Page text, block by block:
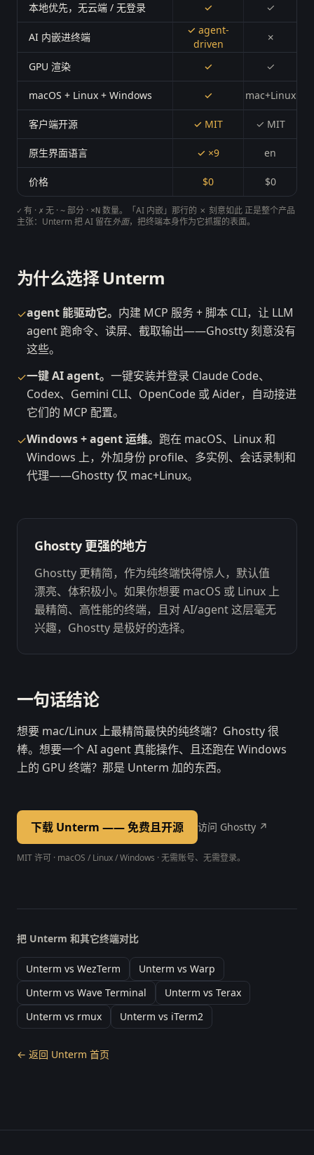
本地优先，无云端 / 无登录 ✓ ✓
AI 内嵌进终端
✓ agent-
driven
✗
GPU 渲染 ✓ ✓
macOS + Linux + Windows ✓ mac+Linux
客户端开源 ✓ MIT ✓ MIT
原生界面语言 ✓ ×9 en
价格 $0 $0
✓ 有 · ✗ 无 · ~ 部分 · ×N 数量。「AI 内嵌」那行的 ✗ 刻意如此正是整个产品
主张：Unterm 把 AI 留在外面，把终端本身作为它抓握的表面。
为什么选择 Unterm
✓agent 能驱动它。 内建 MCP 服务 + 脚本 CLI，让 LLM
agent 跑命令、读屏、截取输出——Ghostty 刻意没有
这些。
✓一键 AI agent。 一键安装并登录 Claude Code、
Codex、Gemini CLI、OpenCode 或 Aider，自动接进
它们的 MCP 配置。
✓Windows + agent 运维。 跑在 macOS、Linux 和
Windows 上，外加身份 profile、多实例、会话录制和
代理——Ghostty 仅 mac+Linux。
Ghostty 更强的地方
Ghostty 更精简，作为纯终端快得惊人，默认值
漂亮、体积极小。如果你想要 macOS 或 Linux 上
最精简、高性能的终端，且对 AI/agent 这层毫无
兴趣，Ghostty 是极好的选择。
一句话结论
想要 mac/Linux 上最精简最快的纯终端？Ghostty 很
棒。想要一个 AI agent 真能操作、且还跑在 Windows
上的 GPU 终端？那是 Unterm 加的东西。
下载 Unterm —— 免费且开源 访问 Ghostty ↗
MIT 许可 · macOS / Linux / Windows · 无需账号、无需登录。
把 Unterm 和其它终端对比
Unterm vs WezTerm
Unterm vs Warp
Unterm vs Wave Terminal
Unterm vs Terax
Unterm vs rmux
Unterm vs iTerm2
← 返回 Unterm 首页